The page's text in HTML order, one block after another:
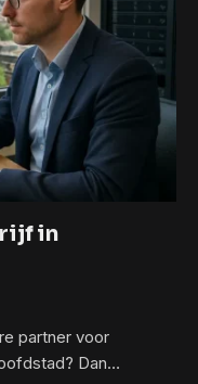
in
partner voor
Dan…